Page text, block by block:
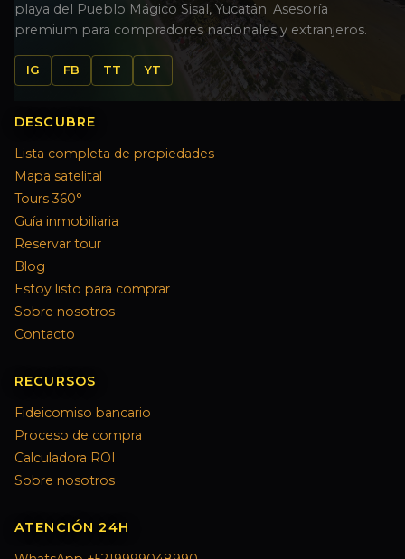
playa del Pueblo Mágico Sisal, Yucatán. Asesoría
premium para compradores nacionales y extranjeros.
IG FB TT YT
DESCUBRE
Lista completa de propiedades
Mapa satelital
Tours 360°
Guía inmobiliaria
Reservar tour
Blog
Estoy listo para comprar
Sobre nosotros
Contacto
RECURSOS
Fideicomiso bancario
Proceso de compra
Calculadora ROI
Sobre nosotros
ATENCIÓN 24H